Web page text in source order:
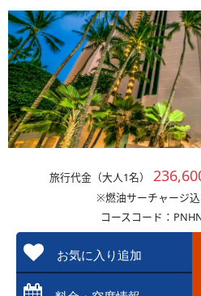
旅行代金（大人1名）
※燃油サーチャージ
コースコード：
お気に入り追加